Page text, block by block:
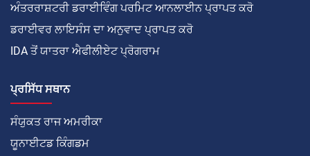
ਅੰਤਰਰਾਸ਼ਟਰੀ ਡਰਾਈਵਿੰਗ ਪਰਮਿਟ ਆਨਲਾਈਨ ਪ੍ਰਾਪਤ ਕਰੋ
ਡਰਾਈਵਰ ਲਾਇਸੰਸ ਦਾ ਅਨੁਵਾਦ ਪ੍ਰਾਪਤ ਕਰੋ
IDA ਤੋਂ ਯਾਤਰਾ ਐਫੀਲੀਏਟ ਪ੍ਰੋਗਰਾਮ
ਪ੍ਰਸਿੱਧ ਸਥਾਨ
ਸੰਯੁਕਤ ਰਾਜ ਅਮਰੀਕਾ
ਯੂਨਾਈਟਡ ਕਿੰਗਡਮ